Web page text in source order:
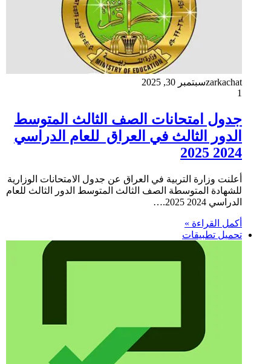
zarkachatسبتمبر 30, 2025
1
جدول امتحانات الصف الثالث المتوسط
الدور الثالث في العراق للعام الدراسي
2024 2025
أعلنت وزارة التربية في العراق عن جدول الامتحانات الوزارية
للشهادة المتوسطة الصف الثالث المتوسط الدور الثالث للعام
الدراسي 2024 2025.…
أكمل القراءة »
تحميل تطبيقات